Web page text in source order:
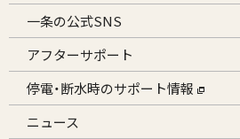
一条の公式SNS
アフターサポート
停電・断水時のサポート情報
ニュース